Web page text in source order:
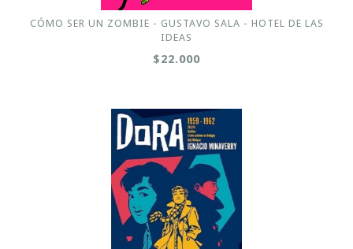
CÓMO SER UN ZOMBIE - GUSTAVO SALA - HOTEL DE LAS
IDEAS
$22.000